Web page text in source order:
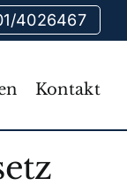
4026467
Kontakt